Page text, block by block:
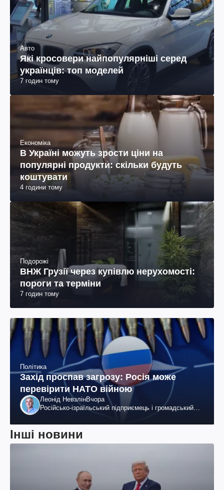
Авто
Які кросовери найпопулярніші серед
українців: топ моделей
7 годин тому
Економіка
В Україні можуть зрости ціни на
популярні продукти: скільки будуть
коштувати
4 години тому
Подорожі
ВНЖ Грузії через купівлю нерухомості:
пороги та терміни
7 годин тому
Політика
Захід проспав загрозу: Росія може
перевірити НАТО війною
Леонід НевзлінВчора
Російсько-ізраїльський підприємець і громадський
Інші новини